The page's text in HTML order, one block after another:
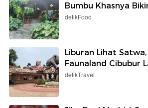
Bumbu Khasnya
detikFood
Liburan Lihat
Faunaland Cibubur
detikTravel